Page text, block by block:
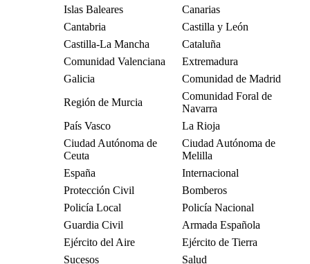
Islas Baleares
Canarias
Cantabria
Castilla y León
Castilla-La Mancha
Cataluña
Comunidad Valenciana
Extremadura
Galicia
Comunidad de Madrid
Región de Murcia
Comunidad Foral de
Navarra
País Vasco
La Rioja
Ciudad Autónoma de
Ceuta
Ciudad Autónoma de
Melilla
España
Internacional
Protección Civil
Bomberos
Policía Local
Policía Nacional
Guardia Civil
Armada Española
Ejército del Aire
Ejército de Tierra
Sucesos
Salud